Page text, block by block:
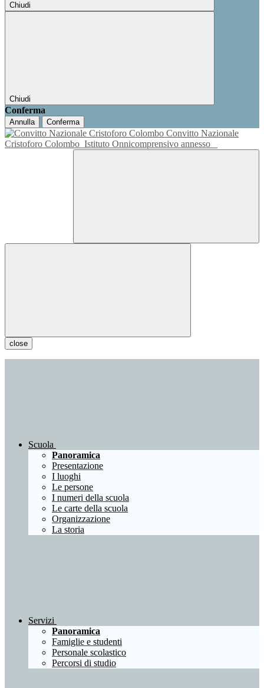
Chiudi
Chiudi
Conferma
Annulla Conferma
Convitto Nazionale
Cristoforo Colombo Istituto Onnicomprensivo annesso
close
Scuola
Panoramica
Presentazione
I luoghi
Le persone
I numeri della scuola
Le carte della scuola
Organizzazione
La storia
Servizi
Panoramica
Famiglie e studenti
Personale scolastico
Percorsi di studio